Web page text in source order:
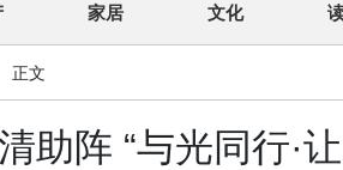
家居 文化
正文
助阵 “与光同行·